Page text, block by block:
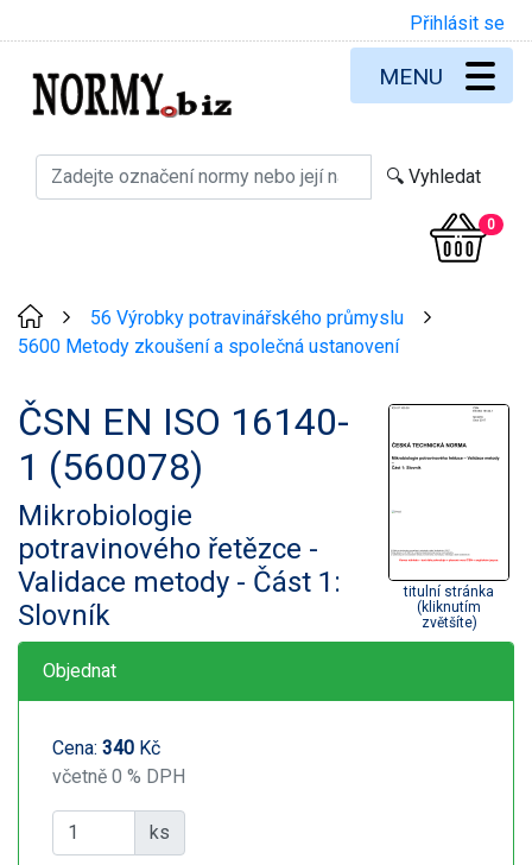
Přihlásit se
0
MENU
56 Výrobky potravinářského průmyslu
5600 Metody zkoušení a společná ustanovení
ČSN EN ISO 16140-
1 (560078)
Mikrobiologie
potravinového řetězce -
Validace metody - Část 1:
Slovník
titulní stránka
(kliknutím
zvětšíte)
Objednat
Cena: 340 Kč
včetně 0 % DPH
ks